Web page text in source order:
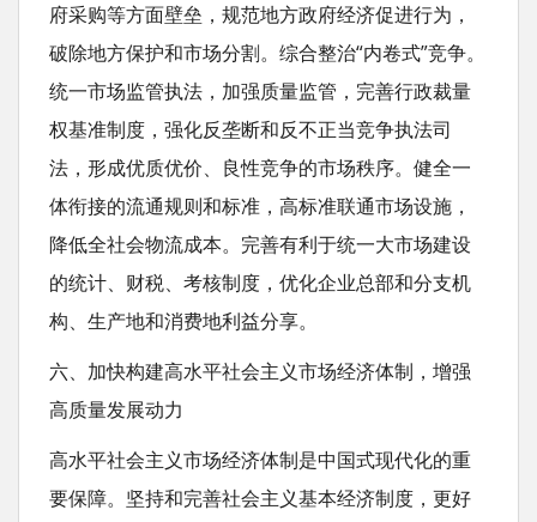
府采购等方面壁垒，规范地方政府经济促进行为，
破除地方保护和市场分割。综合整治“内卷式”竞争。
统一市场监管执法，加强质量监管，完善行政裁量
权基准制度，强化反垄断和反不正当竞争执法司
法，形成优质优价、良性竞争的市场秩序。健全一
体衔接的流通规则和标准，高标准联通市场设施，
降低全社会物流成本。完善有利于统一大市场建设
的统计、财税、考核制度，优化企业总部和分支机
构、生产地和消费地利益分享。
六、加快构建高水平社会主义市场经济体制，增强
高质量发展动力
高水平社会主义市场经济体制是中国式现代化的重
要保障。坚持和完善社会主义基本经济制度，更好